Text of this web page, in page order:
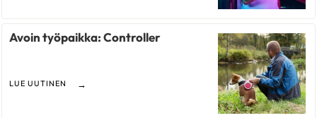
Avoin työpaikka: Controller
LUE UUTINEN